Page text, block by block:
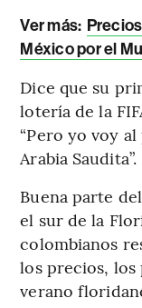
Ver más:
México por el
Dice que su
lotería de la
“Pero yo voy
Arabia Saudita”.
Buena parte
el sur de la
colombianos
los precios,
verano